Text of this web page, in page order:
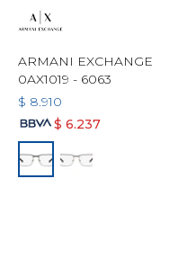
ARMANI EXCHANGE
0AX1019 - 6063
$ 8.910
$ 6.237